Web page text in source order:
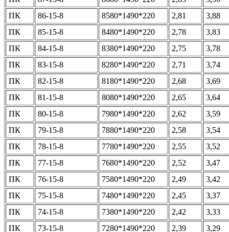
ПК
86-15-8 8580*1490*220 2,81
3,88
ПК
85-15-8 8480*1490*220 2,78
3,83
ПК
84-15-8 8380*1490*220 2,75
3,78
ПК
83-15-8 8280*1490*220 2,71
3,74
ПК
82-15-8 8180*1490*220 2,68
3,69
ПК
81-15-8 8080*1490*220 2,65
3,64
ПК
80-15-8 7980*1490*220 2,62
3,59
ПК
79-15-8 7880*1490*220 2,58
3,54
ПК
78-15-8 7780*1490*220 2,55
3,52
ПК
77-15-8 7680*1490*220 2,52
3,47
ПК
76-15-8 7580*1490*220 2,49
3,42
ПК
75-15-8 7480*1490*220 2,45
3,37
ПК
74-15-8 7380*1490*220 2,42
3,33
ПК
73-15-8 7280*1490*220 2,39
3,29